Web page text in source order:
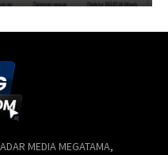
MEDIA MEGATAMA,